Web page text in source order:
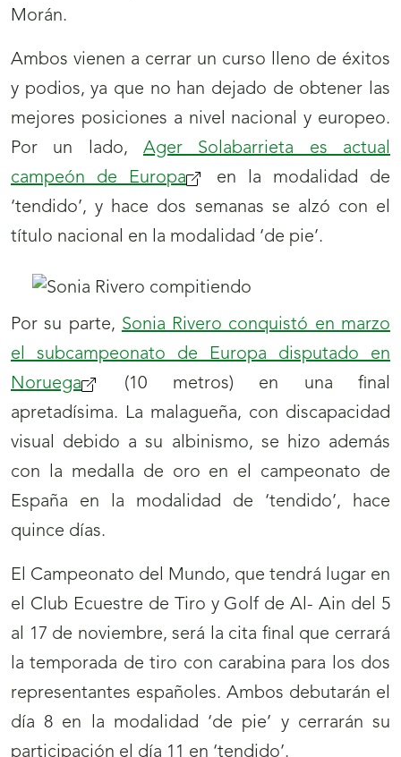
Morán.
Ambos vienen a cerrar un curso lleno de éxitos
y podios, ya que no han dejado de obtener las
mejores posiciones a nivel nacional y europeo.
Por un lado, Ager Solabarrieta es actual
campeón de Europa(se
abrirá
nueva
en la modalidad de
‘tendido’, y hace dos semanas se alzó con el
título nacional en la modalidad ‘de pie’.
Por su parte, Sonia Rivero conquistó en marzo
el subcampeonato de Europa disputado en
Noruega(se
abrirá
nueva
ventana)
(10 metros) en una final
apretadísima. La malagueña, con discapacidad
visual debido a su albinismo, se hizo además
con la medalla de oro en el campeonato de
España en la modalidad de ‘tendido’, hace
quince días.
El Campeonato del Mundo, que tendrá lugar en
el Club Ecuestre de Tiro y Golf de Al- Ain del 5
al 17 de noviembre, será la cita final que cerrará
la temporada de tiro con carabina para los dos
representantes españoles. Ambos debutarán el
día 8 en la modalidad ‘de pie’ y cerrarán su
participación el día 11 en ‘tendido’.